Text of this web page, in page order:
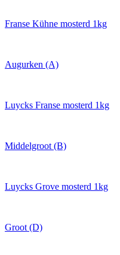
Franse Kühne mosterd 1kg
Augurken (A)
Luycks Franse mosterd 1kg
Middelgroot (B)
Luycks Grove mosterd 1kg
Groot (D)